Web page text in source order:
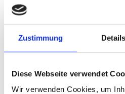
Zustimmung Details
Diese Webseite verwendet
Wir verwenden Cookies, um
Du brauchst, um Deine